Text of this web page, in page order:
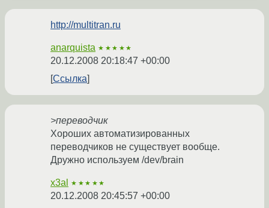
http://multitran.ru
anarquista ★★★★★
20.12.2008 20:18:47 +00:00
Ссылка
>переводчик
Хороших автоматизированных
переводчиков не существует вообще.
Дружно используем /dev/brain
x3al ★★★★★
20.12.2008 20:45:57 +00:00